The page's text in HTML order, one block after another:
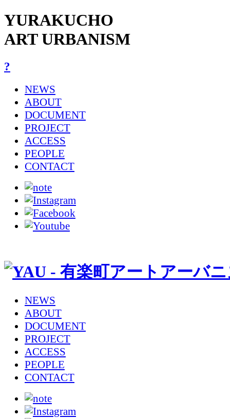
YURAKUCHO
ART URBANISM
?
NEWS
ABOUT
DOCUMENT
PROJECT
ACCESS
PEOPLE
CONTACT
NEWS
ABOUT
DOCUMENT
PROJECT
ACCESS
PEOPLE
CONTACT